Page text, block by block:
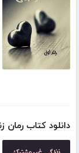
دانلود کتاب